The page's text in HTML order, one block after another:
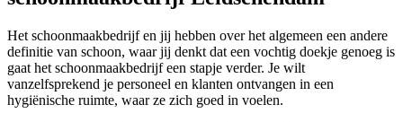
Het schoonmaakbedrijf en jij hebben over het algemeen een andere
definitie van schoon, waar jij denkt dat een vochtig doekje genoeg is
gaat het schoonmaakbedrijf een stapje verder. Je wilt
vanzelfsprekend je personeel en klanten ontvangen in een
hygiënische ruimte, waar ze zich goed in voelen.